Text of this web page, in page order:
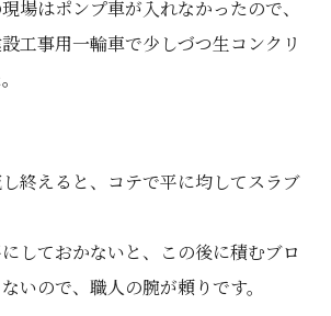
場はポンプ車が入れなかったので、
工事用一輪車で少しづつ生コンクリ
終えると、コテで平に均してスラブ
しておかないと、この後に積むブロ
いので、職人の腕が頼りです。